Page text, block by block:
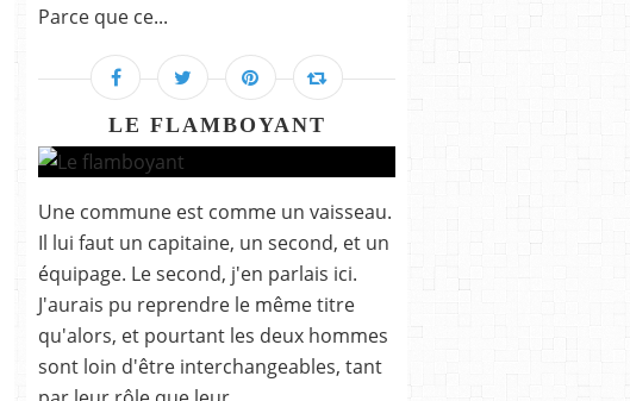
Parce que ce...
LE FLAMBOYANT
Une commune est comme un vaisseau.
Il lui faut un capitaine, un second, et un
équipage. Le second, j'en parlais ici.
J'aurais pu reprendre le même titre
qu'alors, et pourtant les deux hommes
sont loin d'être interchangeables, tant